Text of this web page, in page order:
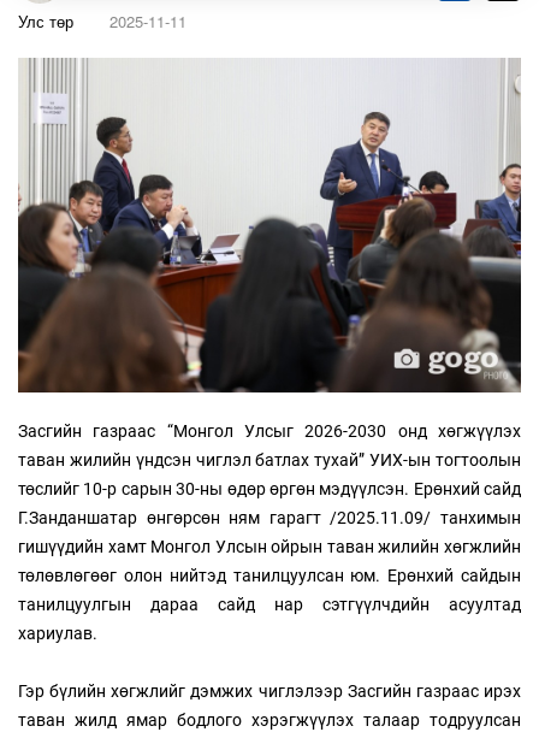
Улс төр 2025-11-11
Засгийн газраас “Монгол Улсыг 2026-2030 онд хөгжүүлэх
таван жилийн үндсэн чиглэл батлах тухай” УИХ-ын тогтоолын
төслийг 10-р сарын 30-ны өдөр өргөн мэдүүлсэн. Ерөнхий сайд
Г.Занданшатар өнгөрсөн ням гарагт /2025.11.09/ танхимын
гишүүдийн хамт Монгол Улсын ойрын таван жилийн хөгжлийн
төлөвлөгөөг олон нийтэд танилцуулсан юм. Ерөнхий сайдын
танилцуулгын дараа сайд нар сэтгүүлчдийн асуултад
хариулав.
Гэр бүлийн хөгжлийг дэмжих чиглэлээр Засгийн газраас ирэх
таван жилд ямар бодлого хэрэгжүүлэх талаар тодруулсан